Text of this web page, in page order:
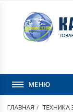
МЕНЮ
ГЛАВНАЯ